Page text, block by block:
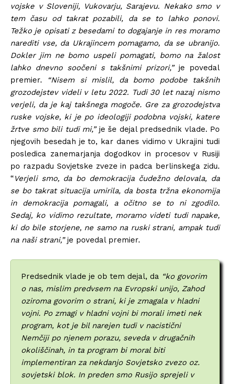
vojske v Sloveniji, Vukovarju, Sarajevu. Nekako smo v
tem času od takrat pozabili, da se to lahko ponovi.
Težko je opisati z besedami to dogajanje in res moramo
narediti vse, da Ukrajincem pomagamo, da se ubranijo.
Dokler jim ne bomo uspeli pomagati, bomo na žalost
lahko dnevno soočeni s takšnimi prizori,”je povedal
premier. “Nisem si mislil, da bomo podobe takšnih
grozodejstev videli v letu 2022. Tudi 30 let nazaj nismo
verjeli, da je kaj takšnega mogoče. Gre za grozodejstva
ruske vojske, ki je po ideologiji podobna vojski, katere
žrtve smo bili tudi mi,”je še dejal predsednik vlade. Po
njegovih besedah je to, kar danes vidimo v Ukrajini tudi
posledica zanemarjanja dogodkov in procesov v Rusiji
po razpadu Sovjetske zveze in padca berlinskega zidu.
“ Verjeli smo, da bo demokracija čudežno delovala, da
se bo takrat situacija umirila, da bosta tržna ekonomija
in demokracija pomagali, a očitno se to ni zgodilo.
Sedaj, ko vidimo rezultate, moramo videti tudi napake,
ki do bile storjene, ne samo na ruski strani, ampak tudi
na naši strani,”je povedal premier.
Predsednik vlade je ob tem dejal, da “ko govorim
o nas, mislim predvsem na Evropski unijo, Zahod
oziroma govorim o strani, ki je zmagala v hladni
vojni. Po zmagi v hladni vojni bi morali imeti nek
program, kot je bil narejen tudi v nacistični
Nemčiji po njenem porazu, seveda v drugačnih
okoliščinah, in ta program bi moral biti
implementiran za nekdanjo Sovjetsko zvezo oz.
sovjetski blok. In preden smo Rusijo sprejeli v